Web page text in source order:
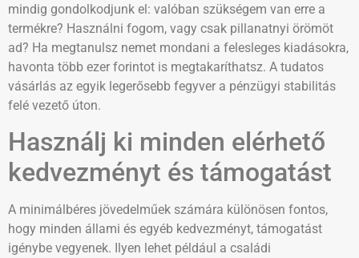
mindig gondolkodjunk el: valóban szükségem van erre a
termékre? Használni fogom, vagy csak pillanatnyi örömöt
ad? Ha megtanulsz nemet mondani a felesleges kiadásokra,
havonta több ezer forintot is megtakaríthatsz. A tudatos
vásárlás az egyik legerősebb fegyver a pénzügyi stabilitás
felé vezető úton.
Használj ki minden elérhető
kedvezményt és támogatást
A minimálbéres jövedelműek számára különösen fontos,
hogy minden állami és egyéb kedvezményt, támogatást
igénybe vegyenek. Ilyen lehet például a családi